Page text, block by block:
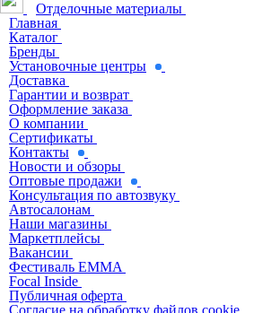
Отделочные материалы
Главная
Каталог
Бренды
Установочные центры
Доставка
Гарантии и возврат
Оформление заказа
О компании
Сертификаты
Контакты
Новости и обзоры
Оптовые продажи
Консультация по автозвуку
Автосалонам
Наши магазины
Маркетплейсы
Вакансии
Фестиваль EMMA
Focal Inside
Публичная оферта
Согласие на обработку файлов cookie